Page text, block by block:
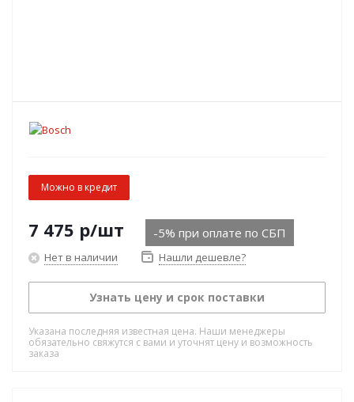
Можно в кредит
7 475 р/шт -5% при оплате по СБП
Нет в наличии Нашли дешевле?
Узнать цену и срок поставки
Указана последняя известная цена. Наши менеджеры
обязательно свяжутся с вами и уточнят цену и возможность
заказа